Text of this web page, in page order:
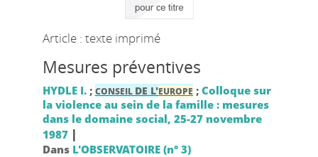
Article : texte imprimé
Mesures préventives
HYDLE I.; CONSEIL DE L'EUROPE; Colloque sur
la violence au sein de la famille : mesures
dans le domaine social, 25-27 novembre
1987 |
Dans L'OBSERVATOIRE (n° 3)